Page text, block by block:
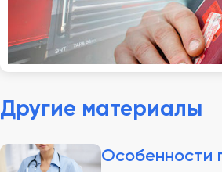
Другие материалы
Особенности